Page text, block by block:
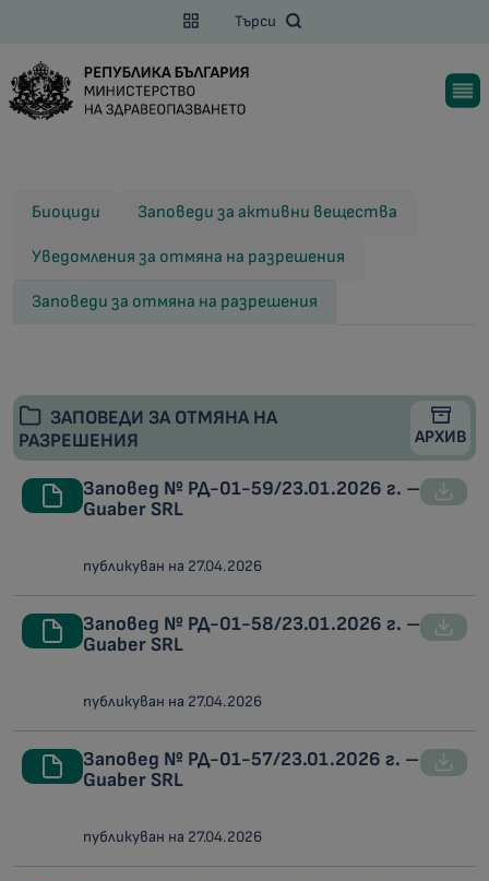
Търси
Биоциди Заповеди за активни вещества
Уведомления за отмяна на разрешения
Заповеди за отмяна на разрешения
ЗАПОВЕДИ ЗА ОТМЯНА НА
РАЗРЕШЕНИЯ
АРХИВ
Заповед № РД-01-59/23.01.2026 г. –
Guaber SRL
публикуван на 27.04.2026
Заповед № РД-01-58/23.01.2026 г. –
Guaber SRL
публикуван на 27.04.2026
Заповед № РД-01-57/23.01.2026 г. –
Guaber SRL
публикуван на 27.04.2026